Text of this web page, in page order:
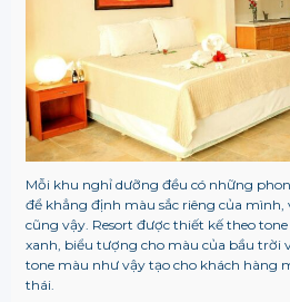
Mỗi khu nghỉ dưỡng đều có những
để khẳng định màu sắc riêng của mình,
cũng vậy. Resort được thiết kế theo
xanh, biểu tượng cho màu của bầu trời
tone màu như vậy tạo cho khách hàng
thái.